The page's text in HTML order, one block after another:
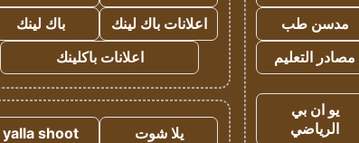
مدسن طب
مصادر التعليم
يو ان بي
الرياضي
اعلانات باك لينك
باك لينك
اعلانات باكلينك
يلا شوت
yalla shoot